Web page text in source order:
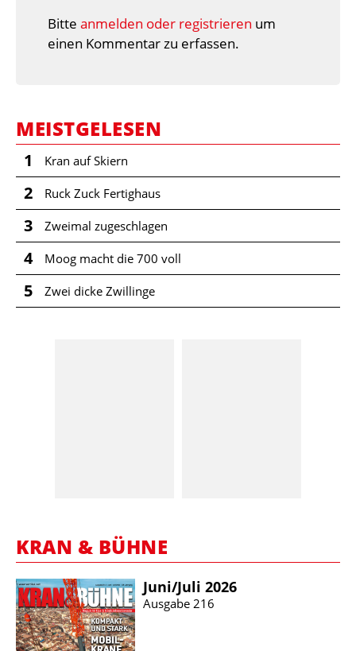
Bitte anmelden oder registrieren um
einen Kommentar zu erfassen.
MEISTGELESEN
1 Kran auf Skiern
2 Ruck Zuck Fertighaus
3 Zweimal zugeschlagen
4 Moog macht die 700 voll
5 Zwei dicke Zwillinge
KRAN & BÜHNE
Juni/​Juli 2026
Ausgabe 216